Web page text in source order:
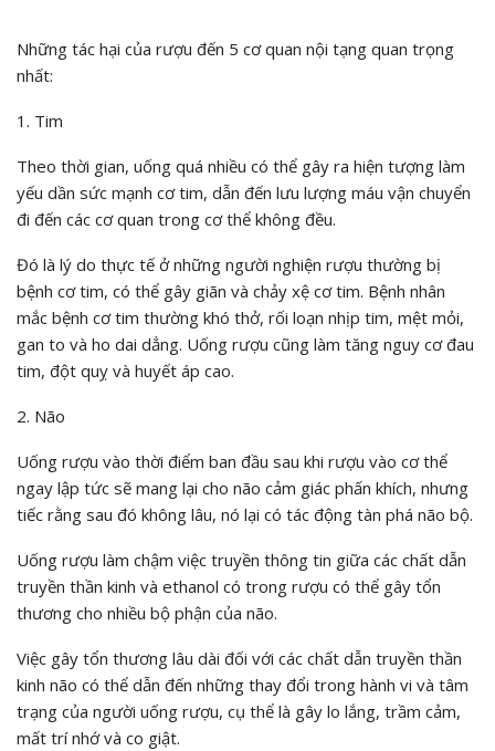
Những tác hại của rượu đến 5 cơ quan nội tạng quan trọng
nhất:
1. Tim
Theo thời gian, uống quá nhiều có thể gây ra hiện tượng làm
yếu dần sức mạnh cơ tim, dẫn đến lưu lượng máu vận chuyển
đi đến các cơ quan trong cơ thể không đều.
Đó là lý do thực tế ở những người nghiện rượu thường bị
bệnh cơ tim, có thể gây giãn và chảy xệ cơ tim. Bệnh nhân
mắc bệnh cơ tim thường khó thở, rối loạn nhịp tim, mệt mỏi,
gan to và ho dai dẳng. Uống rượu cũng làm tăng nguy cơ đau
tim, đột quỵ và huyết áp cao.
2. Não
Uống rượu vào thời điểm ban đầu sau khi rượu vào cơ thể
ngay lập tức sẽ mang lại cho não cảm giác phấn khích, nhưng
tiếc rằng sau đó không lâu, nó lại có tác động tàn phá não bộ.
Uống rượu làm chậm việc truyền thông tin giữa các chất dẫn
truyền thần kinh và ethanol có trong rượu có thể gây tổn
thương cho nhiều bộ phận của não.
Việc gây tổn thương lâu dài đối với các chất dẫn truyền thần
kinh não có thể dẫn đến những thay đổi trong hành vi và tâm
trạng của người uống rượu, cụ thể là gây lo lắng, trầm cảm,
mất trí nhớ và co giật.